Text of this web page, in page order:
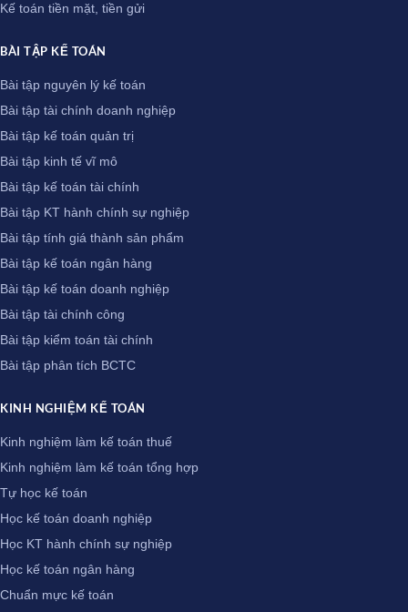
Kế toán tiền mặt, tiền gửi
BÀI TẬP KẾ TOÁN
Bài tập nguyên lý kế toán
Bài tập tài chính doanh nghiệp
Bài tập kế toán quản trị
Bài tập kinh tế vĩ mô
Bài tập kế toán tài chính
Bài tập KT hành chính sự nghiệp
Bài tập tính giá thành sản phẩm
Bài tập kế toán ngân hàng
Bài tập kế toán doanh nghiệp
Bài tập tài chính công
Bài tập kiểm toán tài chính
Bài tập phân tích BCTC
KINH NGHIỆM KẾ TOÁN
Kinh nghiệm làm kế toán thuế
Kinh nghiệm làm kế toán tổng hợp
Tự học kế toán
Học kế toán doanh nghiệp
Học KT hành chính sự nghiệp
Học kế toán ngân hàng
Chuẩn mực kế toán